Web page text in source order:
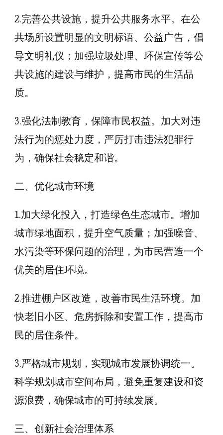
2.完善公共设施，提升公共服务水平。在公
共场所设置明显的文明标语、公益广告，倡
导文明礼仪；加强垃圾处理、环保宣传等公
共设施的建设与维护，提高市民的生活品
质。
3.强化法制教育，保障市民权益。加大对违
法行为的惩处力度，严厉打击违法犯罪行
为，确保社会稳定和谐。
二、优化城市环境
1.加大绿化投入，打造绿色生态城市。增加
城市绿地面积，提升空气质量；加强噪音、
水污染等环保问题的治理，为市民营造一个
优美的居住环境。
2.推进棚户区改造，改善市民生活环境。加
快老旧小区、危房拆除和安置工作，提高市
民的居住条件。
3.严格城市规划，实现城市发展协调统一。
科学规划城市空间布局，避免重复建设和资
源浪费，确保城市的可持续发展。
三、创新社会治理体系